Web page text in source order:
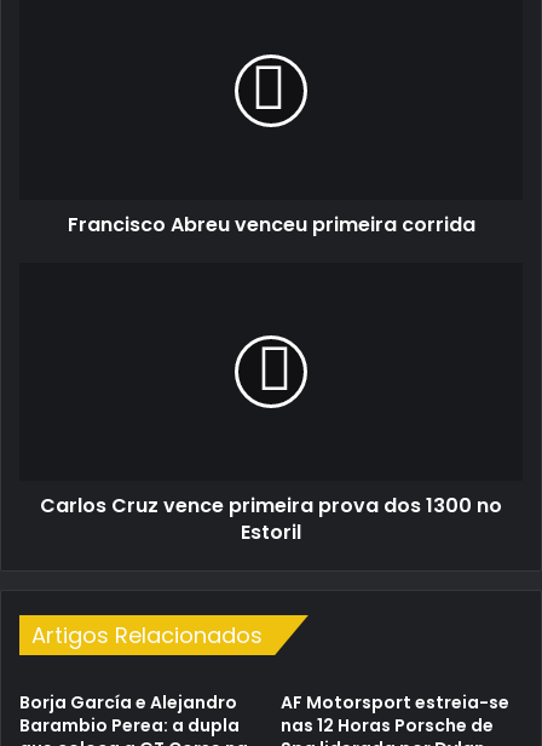
Francisco Abreu venceu primeira corrida
Carlos Cruz vence primeira prova dos 1300 no
Estoril
Artigos Relacionados
Borja García e Alejandro
Barambio Perea: a dupla
AF Motorsport estreia-se
nas 12 Horas Porsche de